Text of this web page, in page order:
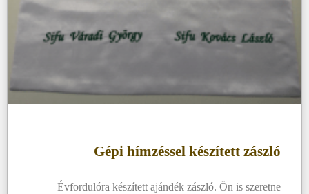
Gépi hímzéssel készített zászló
Évfordulóra készített ajándék zászló. Ön is szeretne